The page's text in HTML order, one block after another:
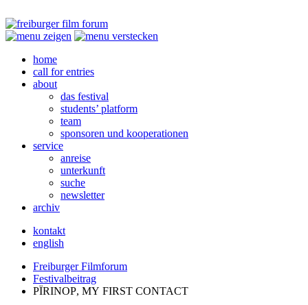
home
call for entries
about
das festival
students’ platform
team
sponsoren und kooperationen
service
anreise
unterkunft
suche
newsletter
archiv
kontakt
english
Freiburger Filmforum
Festivalbeitrag
PÏRINOP, MY FIRST CONTACT